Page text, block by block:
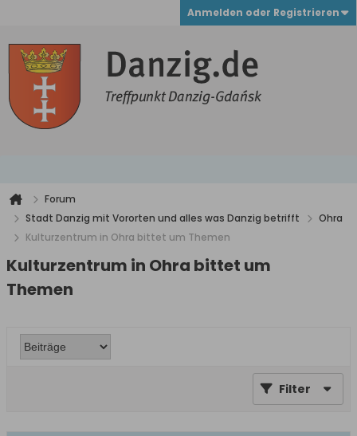
Anmelden oder Registrieren
Forum
Stadt Danzig mit Vororten und alles was Danzig betrifft
Ohra
Kulturzentrum in Ohra bittet um Themen
Kulturzentrum in Ohra bittet um
Themen
Filter